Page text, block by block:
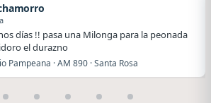
días !! pasa una Milonga para la peonada
el durazno
Pampeana · AM 890 · Santa Rosa